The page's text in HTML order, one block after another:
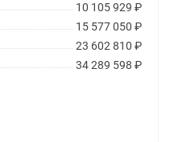
10 105 929 ₽
15 577 050 ₽
23 602 810 ₽
34 289 598 ₽